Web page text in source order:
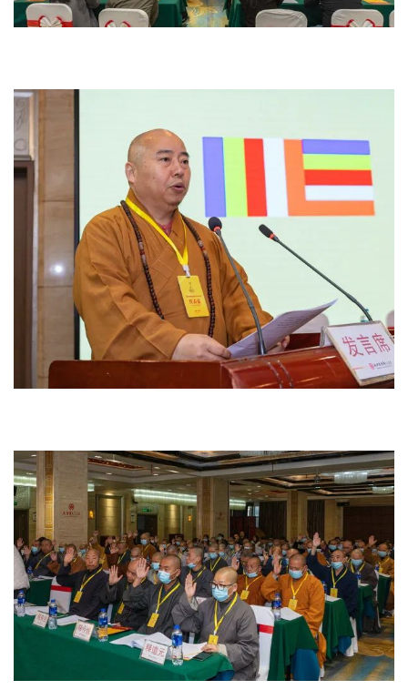
点
僧
音
高
僧
访
谈
乐